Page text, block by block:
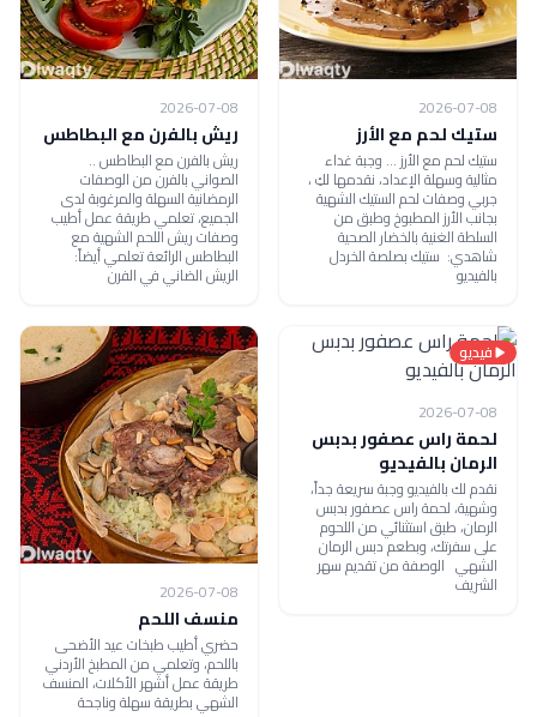
2026-07-08
ستيك لحم مع الأرز
ستيك لحم مع الأرز ... وجبة غداء
مثالية وسهلة الإعداد، نقدمها لكِ ،
جربي وصفات لحم الستيك الشهية
بجانب الأرز المطبوخ وطبق من
السلطة الغنية بالخضار الصحية
شاهدي: ستيك بصلصة الخردل
بالفيديو
2026-07-08
ريش بالفرن مع البطاطس
ريش بالفرن مع البطاطس ..
الصواني بالفرن من الوصفات
الرمضانية السهلة والمرغوبة لدى
الجميع، تعلمي طريقة عمل أطيب
وصفات ريش اللحم الشهية مع
البطاطس الرائعة تعلمي أيضاً:
الريش الضاني في الفرن
فيديو
2026-07-08
لحمة راس عصفور بدبس
الرمان بالفيديو
نقدم لك بالفيديو وجبة سريعة جداً،
وشهية، لحمة راس عصفور بدبس
الرمان، طبق استثنائي من اللحوم
على سفرتك، وبطعم دبس الرمان
الشهي الوصفة من تقديم سهر
الشريف 2026-07-08
منسف اللحم
حضري أطيب طبخات عيد الأضحى
باللحم، وتعلمي من المطبخ الأردني
طريقة عمل أشهر الأكلات، المنسف
الشهي بطريقة سهلة وناجحة